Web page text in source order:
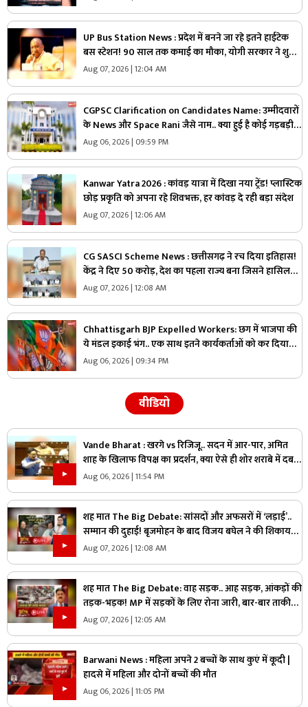
UP Bus Station News : प्रदेश में बनने जा रहे इतने हाईटेक
बस स्टेशन! 90 साल तक कमाई का मौका, योगी सरकार ने शुरू
की बड़ी योजना
Aug 07, 2026 | 12:04 AM
CGPSC Clarification on Candidates Name: उम्मीदवारों
के News और Space Rani जैसे नाम.. क्या हुई है कोई गड़बड़ी
या नाम है वास्तविक?.. अब सामने आई CGPSC की सफाई, पढ़ें
Aug 06, 2026 | 09:59 PM
Kanwar Yatra 2026 : कांवड़ यात्रा में दिखा नया ट्रेंड! प्लास्टिक
छोड़ प्रकृति को अपना रहे शिवभक्त, हर कांवड़ दे रही बड़ा संदेश
Aug 07, 2026 | 12:06 AM
CG SASCI Scheme News : छत्तीसगढ़ ने रच दिया इतिहास!
केंद्र ने दिए 50 करोड़, देश का पहला राज्य बना जिसने हासिल
की ये बड़ी उपलब्धि
Aug 07, 2026 | 12:08 AM
Chhattisgarh BJP Expelled Workers: छग में भाजपा की
ये मंडल इकाई भंग.. एक साथ इतने कार्यकर्ताओं को कर दिया
निष्कासित, अब होगा नए कार्यकारिणी का गठन
Aug 06, 2026 | 09:34 PM
वीडियो
Vande Bharat : खरगे vs रिजिजू.. सदन में आर-पार, अमित
शाह के खिलाफ विपक्ष का प्रदर्शन, क्या ऐसे ही शोर शराबे में दब
जाएंगे असली मुद्दे?
Aug 06, 2026 | 11:54 PM
शह मात The Big Debate: सांसदों और अफसरों में ‘लड़ाई’..
सम्मान की दुहाई! बृजमोहन के बाद विजय बघेल ने की शिकायत,
जानिए राज्य का मामला आखिर संसद तक क्यों पहुंचा?
Aug 07, 2026 | 12:08 AM
शह मात The Big Debate: वाह सड़क.. आह सड़क, आंकड़ों की
तड़क-भड़क! MP में सड़कों के लिए रोना जारी, बार-बार ताकीद
के बाद भी क्यों नहीं सुधरे हालात
Aug 07, 2026 | 12:05 AM
Barwani News : महिला अपने 2 बच्चों के साथ कुएं में कूदी |
हादसे में महिला और दोनों बच्चों की मौत
Aug 06, 2026 | 11:05 PM